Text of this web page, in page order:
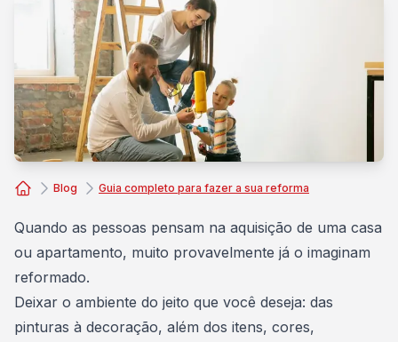
Blog Guia completo para fazer a sua reforma
Quando as pessoas pensam na aquisição de uma casa
ou apartamento, muito provavelmente já o imaginam
reformado.
Deixar o ambiente do jeito que você deseja: das
pinturas à decoração, além dos itens, cores,